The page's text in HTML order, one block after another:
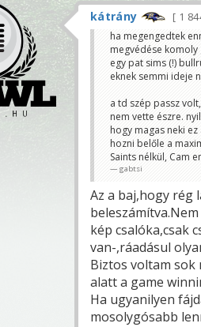
kátrány 1
ha megengedtek
megvédése
egy pat sims (!)
eknek semmi ideje
a td szép passz
nem vette észre.
hogy magas neki
hozni belőle a
Saints nélkül, Cam
gabtsi
Az a baj,hogy rég
kép csalóka,csak
van-,ráadásul
Biztos voltam sok
alatt a game
Ha ugyanilyen
mosolygósabb